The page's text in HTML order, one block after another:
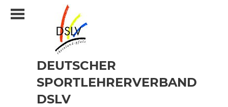
Inhalt
DEUTSCHER
SPORTLEHRERVERBAND
DSLV